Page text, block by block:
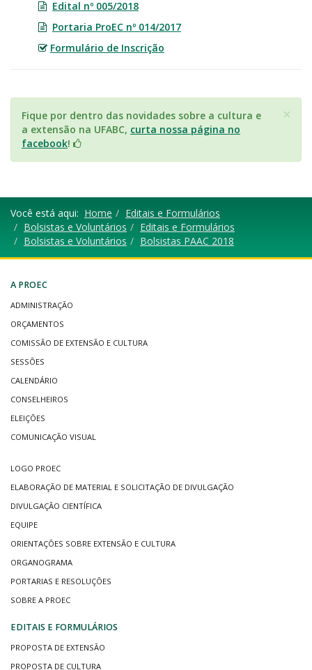
Edital nº 005/2018
Portaria ProEC nº 014/2017
Formulário de Inscrição
×
Fique por dentro das novidades sobre a cultura e
a extensão na UFABC, curta nossa página no
facebook!
Você está aqui: Home
Editais e Formulários
Bolsistas e Voluntários
Editais e Formulários
Bolsistas e Voluntários
Bolsistas PAAC 2018
A PROEC
ADMINISTRAÇÃO
ORÇAMENTOS
COMISSÃO DE EXTENSÃO E CULTURA
SESSÕES
CALENDÁRIO
CONSELHEIROS
ELEIÇÕES
COMUNICAÇÃO VISUAL
LOGO PROEC
ELABORAÇÃO DE MATERIAL E SOLICITAÇÃO DE DIVULGAÇÃO
DIVULGAÇÃO CIENTÍFICA
EQUIPE
ORIENTAÇÕES SOBRE EXTENSÃO E CULTURA
ORGANOGRAMA
PORTARIAS E RESOLUÇÕES
SOBRE A PROEC
EDITAIS E FORMULÁRIOS
PROPOSTA DE EXTENSÃO
PROPOSTA DE CULTURA